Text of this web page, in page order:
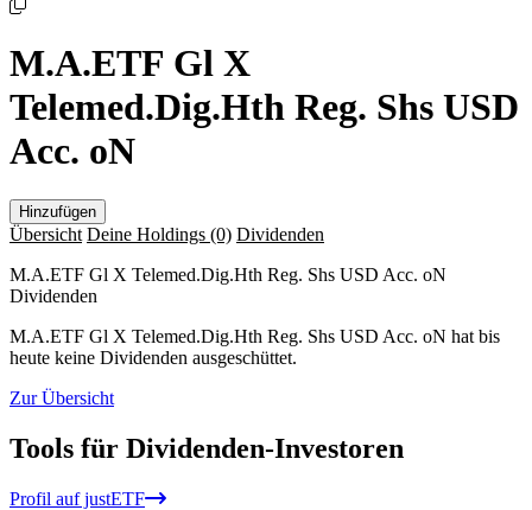
M.A.ETF Gl X
Telemed.Dig.Hth Reg. Shs USD
Acc. oN
Hinzufügen
Übersicht Deine Holdings (0) Dividenden
M.A.ETF Gl X Telemed.Dig.Hth Reg. Shs USD Acc. oN
Dividenden
M.A.ETF Gl X Telemed.Dig.Hth Reg. Shs USD Acc. oN hat bis
heute keine Dividenden ausgeschüttet.
Zur Übersicht
Tools für Dividenden-Investoren
Profil auf justETF